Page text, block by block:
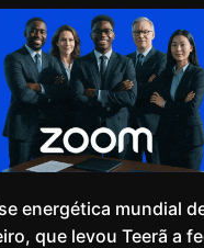
energética mundial
que levou Teerã a